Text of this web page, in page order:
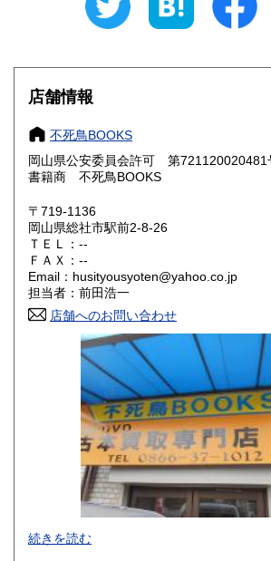
300円 福井県
300円
岐阜県
愛知県
滋賀県 300円
大阪府 300円
奈良県
鳥取県
300円 広島県
300円 徳島県
300円 愛媛県
300円 福岡県
300円 長崎県
熊本県
店舗情報
不死鳥BOOKS
岡山県公安委員会許可 第721120020481
書籍商 不死鳥BOOKS
〒719-1136
岡山県総社市駅前2-8-26
ＴＥＬ：--
ＦＡＸ：--
Email：husityousyoten@yahoo.co.jp
担当者：前田浩一
店舗へのお問い合わせ
不死鳥BOOKSでは、書籍だけでなくCD、
ゲーム、おもちゃ、骨董品まであらゆるも
続きを読む